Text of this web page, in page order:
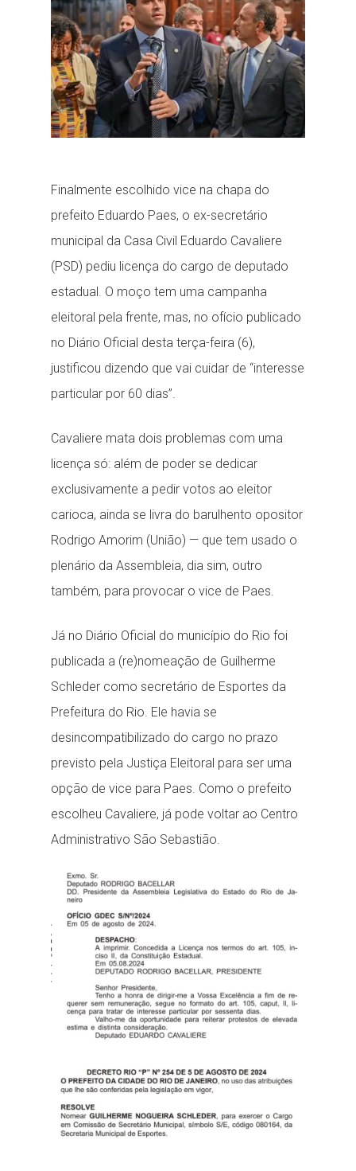
Finalmente escolhido vice na chapa do
prefeito Eduardo Paes, o ex-secretário
municipal da Casa Civil Eduardo Cavaliere
(PSD) pediu licença do cargo de deputado
estadual. O moço tem uma campanha
eleitoral pela frente, mas, no ofício publicado
no Diário Oficial desta terça-feira (6),
justificou dizendo que vai cuidar de “interesse
particular por 60 dias”.
Cavaliere mata dois problemas com uma
licença só: além de poder se dedicar
exclusivamente a pedir votos ao eleitor
carioca, ainda se livra do barulhento opositor
Rodrigo Amorim (União) — que tem usado o
plenário da Assembleia, dia sim, outro
também, para provocar o vice de Paes.
Já no Diário Oficial do município do Rio foi
publicada a (re)nomeação de Guilherme
Schleder como secretário de Esportes da
Prefeitura do Rio. Ele havia se
desincompatibilizado do cargo no prazo
previsto pela Justiça Eleitoral para ser uma
opção de vice para Paes. Como o prefeito
escolheu Cavaliere, já pode voltar ao Centro
Administrativo São Sebastião.